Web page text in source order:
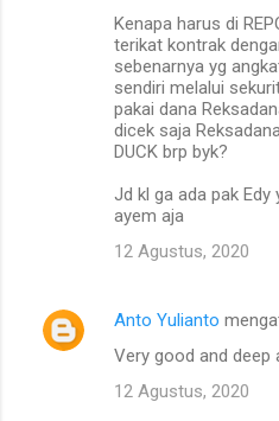
Kenapa harus di
terikat kontrak
sebenarnya yg
sendiri melalui
pakai dana
dicek saja
DUCK brp byk?
Jd kl ga ada pak Edy
ayem aja
12 Agustus, 2020
Anto Yulianto
Very good and deep
12 Agustus, 2020